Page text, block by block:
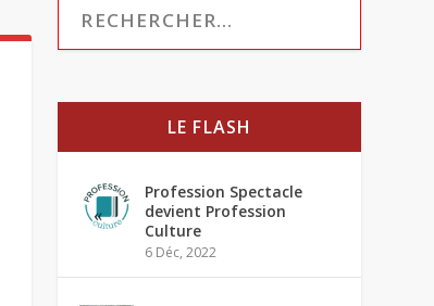
LE FLASH
Profession Spectacle
devient Profession
Culture
6 Déc, 2022